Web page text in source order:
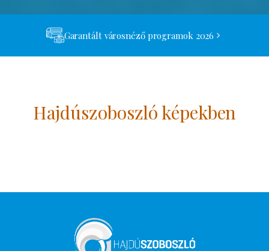
Garantált városnéző programok 2026
Hajdúszoboszló képekben